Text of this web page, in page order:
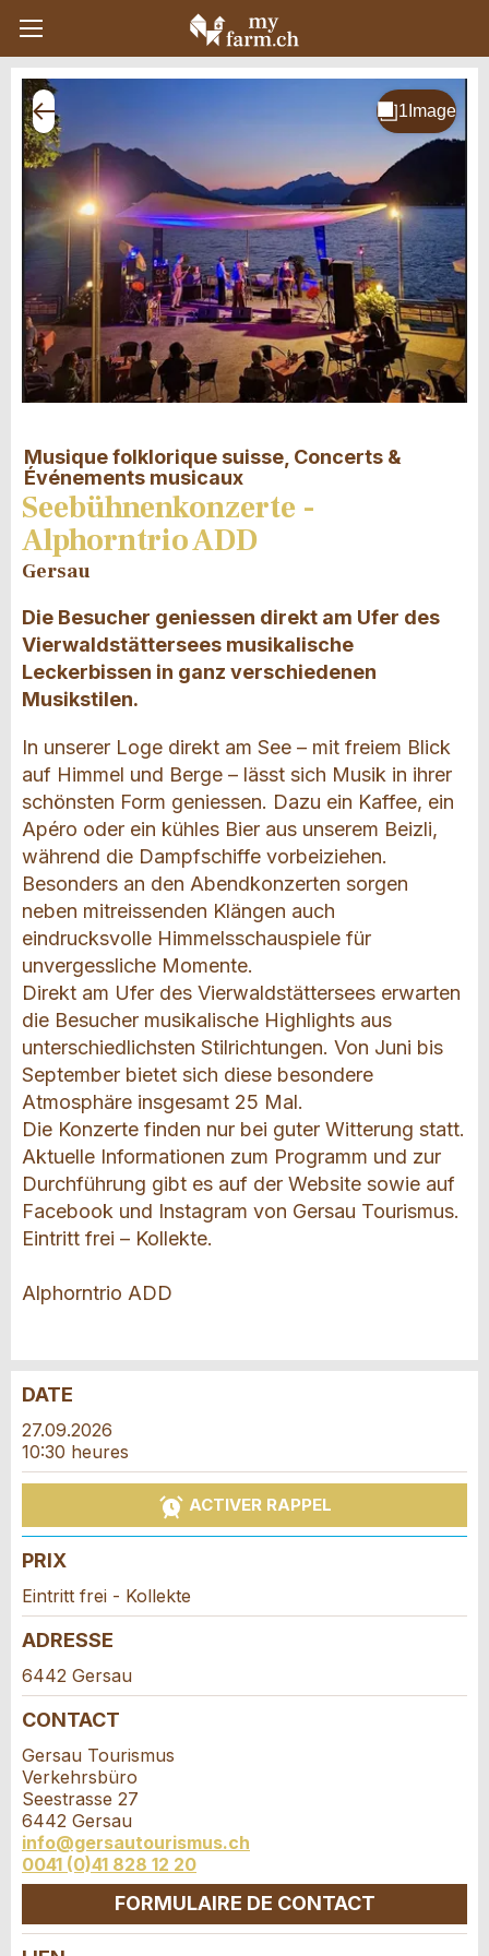
Musique folklorique suisse, Concerts &
Événements musicaux
Seebühnenkonzerte -
Alphorntrio ADD
Gersau
Die Besucher geniessen direkt am Ufer des
Vierwaldstättersees musikalische
Leckerbissen in ganz verschiedenen
Musikstilen.
In unserer Loge direkt am See – mit freiem Blick
auf Himmel und Berge – lässt sich Musik in ihrer
schönsten Form geniessen. Dazu ein Kaffee, ein
Apéro oder ein kühles Bier aus unserem Beizli,
während die Dampfschiffe vorbeiziehen.
Besonders an den Abendkonzerten sorgen
neben mitreissenden Klängen auch
eindrucksvolle Himmelsschauspiele für
unvergessliche Momente.
Direkt am Ufer des Vierwaldstättersees erwarten
die Besucher musikalische Highlights aus
unterschiedlichsten Stilrichtungen. Von Juni bis
September bietet sich diese besondere
Atmosphäre insgesamt 25 Mal.
Die Konzerte finden nur bei guter Witterung statt.
Aktuelle Informationen zum Programm und zur
Durchführung gibt es auf der Website sowie auf
Facebook und Instagram von Gersau Tourismus.
Eintritt frei – Kollekte.
Alphorntrio ADD
Annonces répréhensibles
Vos commentaires sont grandement appréciés!
Commentaires généraux
Cette annonce n'est plus valable
Annonce incomplète
Nachricht
Recommander l'annonce
Recommandez cette annonce à des amis.
* Saisie nécessaire
RECOMMANDER L'ANNONCE
Fermer
Réservation
Date de l'événement *:
Nombre de participants *:
Prénom / Nom *:
Entreprise / organisation:
Complément d'adresse:
Rue et N° *:
DATE
27.09.2026
10:30 heures
ACTIVER RAPPEL
PRIX
Eintritt frei - Kollekte
ADRESSE
6442 Gersau
CONTACT
Gersau Tourismus
Verkehrsbüro
Seestrasse 27
6442 Gersau
info@gersautourismus.ch
0041 (0)41 828 12 20
FORMULAIRE DE CONTACT